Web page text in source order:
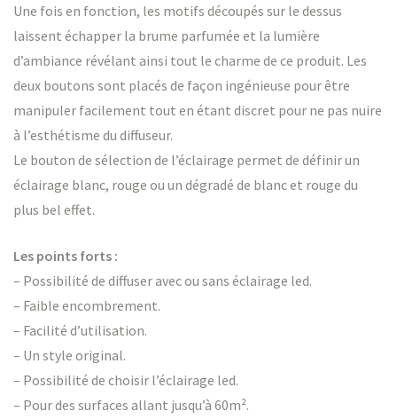
Une fois en fonction, les motifs découpés sur le dessus
laissent échapper la brume parfumée et la lumière
d’ambiance révélant ainsi tout le charme de ce produit. Les
deux boutons sont placés de façon ingénieuse pour être
manipuler facilement tout en étant discret pour ne pas nuire
à l’esthétisme du diffuseur.
Le bouton de sélection de l’éclairage permet de définir un
éclairage blanc, rouge ou un dégradé de blanc et rouge du
plus bel effet.
Les points forts :
– Possibilité de diffuser avec ou sans éclairage led.
– Faible encombrement.
– Facilité d’utilisation.
– Un style original.
– Possibilité de choisir l’éclairage led.
– Pour des surfaces allant jusqu’à 60m².